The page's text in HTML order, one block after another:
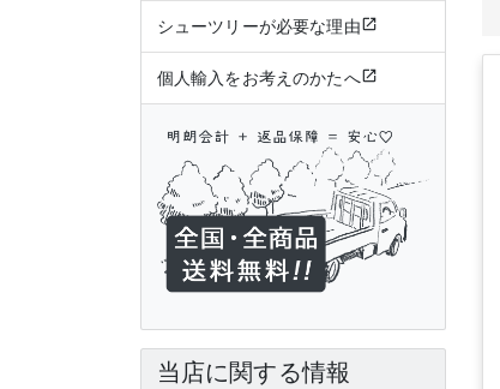
シューツリーが必要な理由
個人輸入をお考えのかたへ
当店に関する情報